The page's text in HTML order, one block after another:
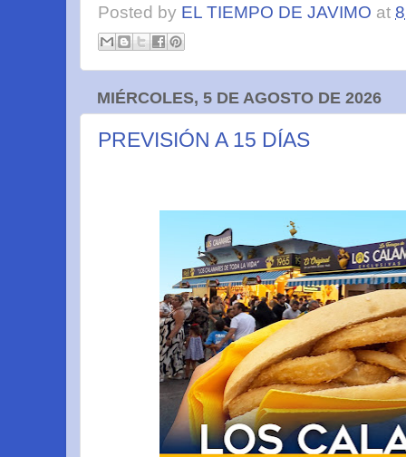
Posted by EL TIEMPO DE JAVIMO at
MIÉRCOLES, 5 DE AGOSTO DE 2026
PREVISIÓN A 15 DÍAS